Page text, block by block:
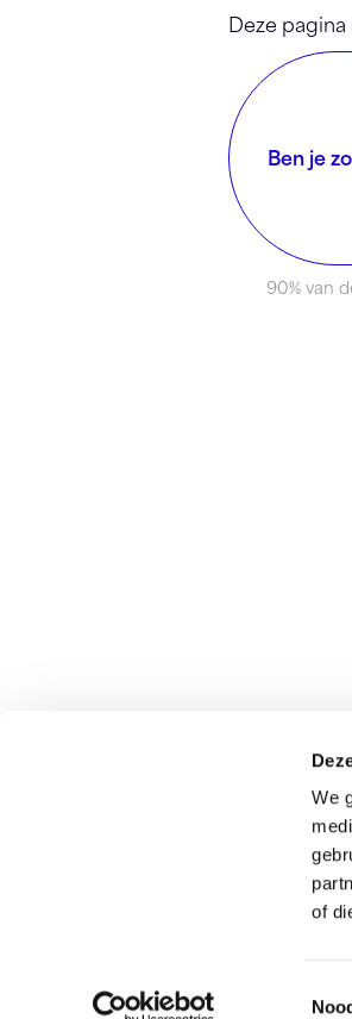
We
of
Deze
Ben je
90% van
Algemene voorwaarden